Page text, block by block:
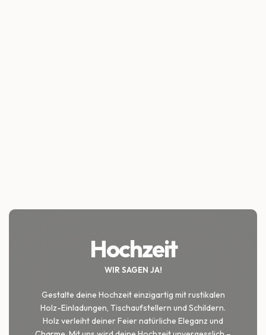
Hochzeit
WIR SAGEN JA!
Gestalte deine Hochzeit einzigartig mit rustikalen
Holz-Einladungen, Tischaufstellern und Schildern.
Holz verleiht deiner Feier natürliche Eleganz und